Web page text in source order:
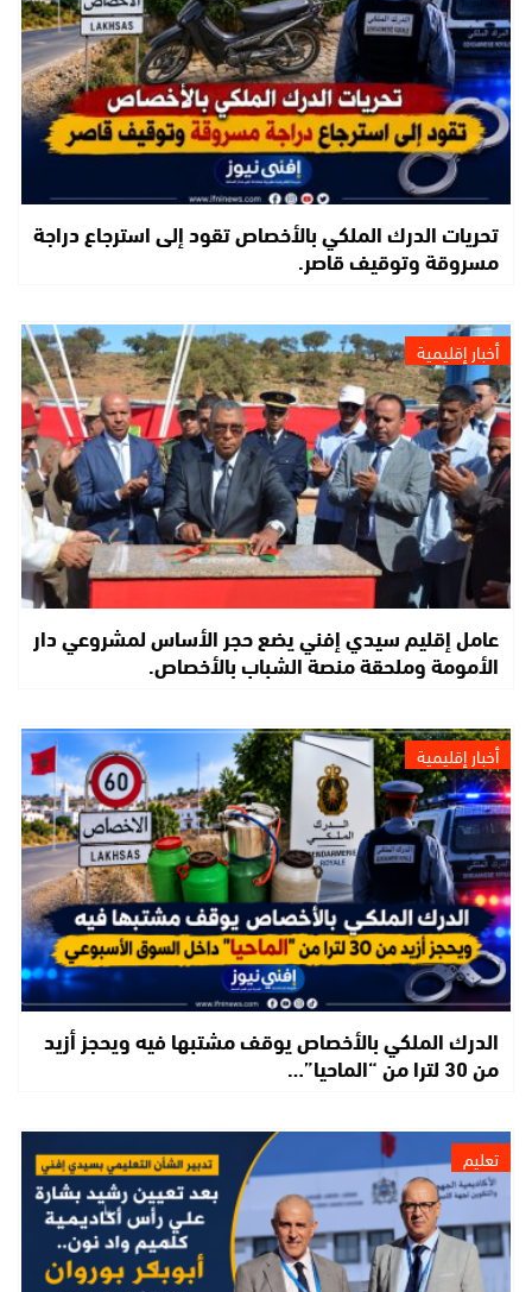
تحريات الدرك الملكي بالأخصاص تقود إلى استرجاع دراجة
مسروقة وتوقيف قاصر.
أخبار إقليمية
عامل إقليم سيدي إفني يضع حجر الأساس لمشروعي دار
الأمومة وملحقة منصة الشباب بالأخصاص.
أخبار إقليمية
الدرك الملكي بالأخصاص يوقف مشتبها فيه ويحجز أزيد
من 30 لترا من “الماحيا”…
تعليم